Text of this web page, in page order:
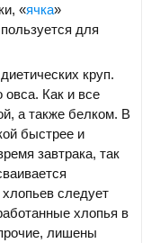
«ячка»
для
круп.
овса. Как и все
а также белком. В
быстрее и
завтрака, так
следует
хлопья в
лишены